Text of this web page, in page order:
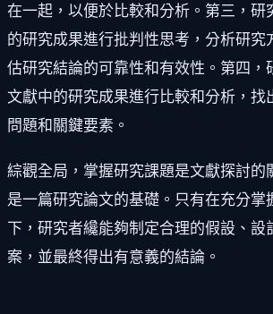
在一起，以便於比較和分析。第三，研
的研究成果進行批判性思考，分析研究
估研究結論的可靠性和有效性。第四，
文獻中的研究成果進行比較和分析，找
問題和關鍵要素。
綜觀全局，掌握研究課題是文獻探討的
是一篇研究論文的基礎。只有在充分掌
下，研究者纔能夠制定合理的假設、設
案，並最終得出有意義的結論。